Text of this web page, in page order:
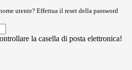
utente? Effettua il reset della password
la casella di posta elettronica!